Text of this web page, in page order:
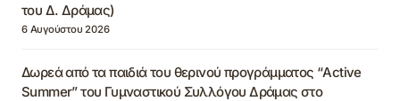
του Δ. Δράμας)
6 Αυγούστου 2026
Δωρεά από τα παιδιά του θερινού προγράμματος “Active
Summer” του Γυμναστικού Συλλόγου Δράμας στο